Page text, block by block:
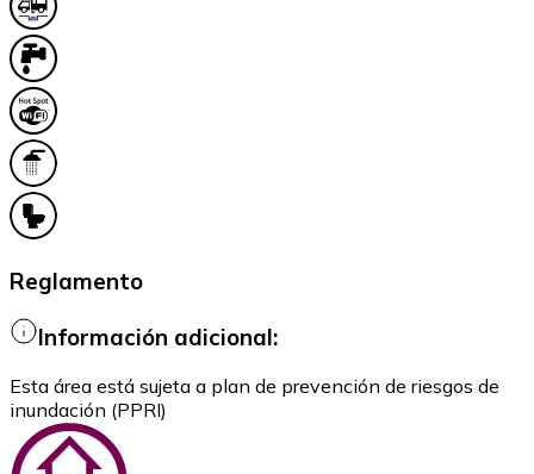
Reglamento
Información adicional:
Esta área está sujeta a plan de prevención de riesgos de
inundación (PPRI)